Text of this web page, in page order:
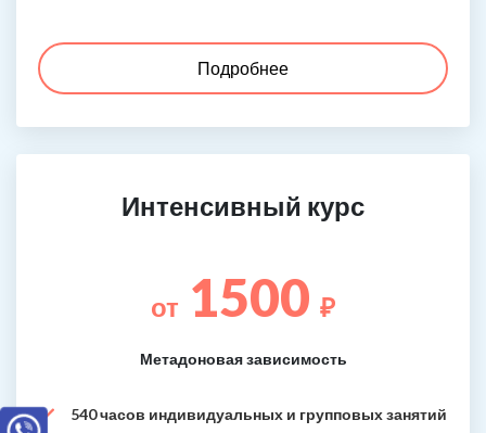
Подробнее
Интенсивный курс
от 1500 ₽
Метадоновая зависимость
540 часов индивидуальных и групповых занятий